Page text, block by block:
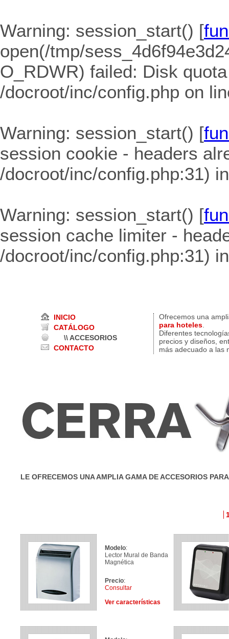
Warning: session_start() [
open(/tmp/
O_RDWR) failed: Disk
/docroot/inc/config.php on
Warning: session_start() [
session cookie - headers
/docroot/inc/config.php:31)
Warning: session_start() [
session cache limiter -
/docroot/inc/config.php:31)
INICIO
CATÁLOGO
\\ ACCESORIOS
CONTACTO
Ofrecemos una
para hoteles
Diferentes
precios y diseños,
más adecuado a las
LE OFRECEMOS UNA AMPLIA GAMA DE ACCESORIOS
Modelo:
Lector Mural de Banda
Magnética
Precio:
Consultar
Ver características